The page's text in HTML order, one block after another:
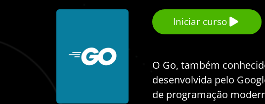
Iniciar curso
O Go, também
desenvolvida pelo
de programação